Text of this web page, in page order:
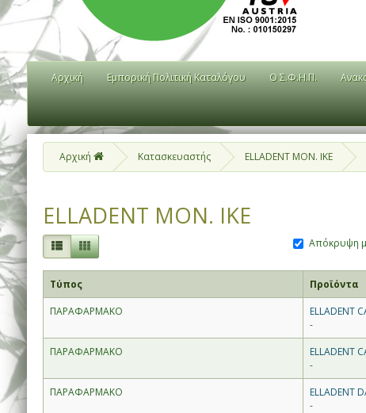
Αρχική Εμπορική Πολιτική Καταλόγου Ο Σ.Φ.Η.Π.
Αρχική Κατασκευαστής ELLADENT MON. IKE
ELLADENT MON. IKE
Απόκρυψη
Τύπος
Προϊόντα
ΠΑΡΑΦΑΡΜΑΚΟ
ELLADENT
-
ΠΑΡΑΦΑΡΜΑΚΟ
ELLADENT
-
ΠΑΡΑΦΑΡΜΑΚΟ
ELLADENT
-